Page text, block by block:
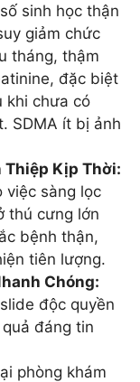
sinh học thận
giảm chức
tháng, thậm
đặc biệt
khi chưa có
SDMA ít bị ảnh
Thiệp Kịp Thời:
việc sàng lọc
thú cưng lớn
bệnh thận,
tiên lượng.
Chóng:
độc quyền
đáng tin
phòng khám